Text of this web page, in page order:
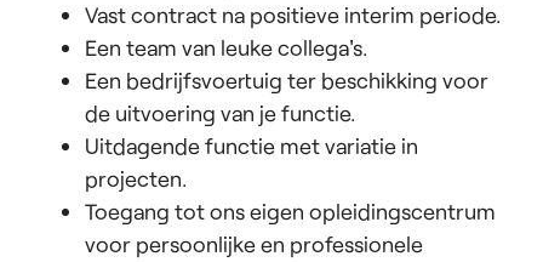
Vast contract na positieve interim periode.
Een team van leuke collega's.
Een bedrijfsvoertuig ter beschikking voor
de uitvoering van je functie.
Uitdagende functie met variatie in
projecten.
Toegang tot ons eigen opleidingscentrum
voor persoonlijke en professionele